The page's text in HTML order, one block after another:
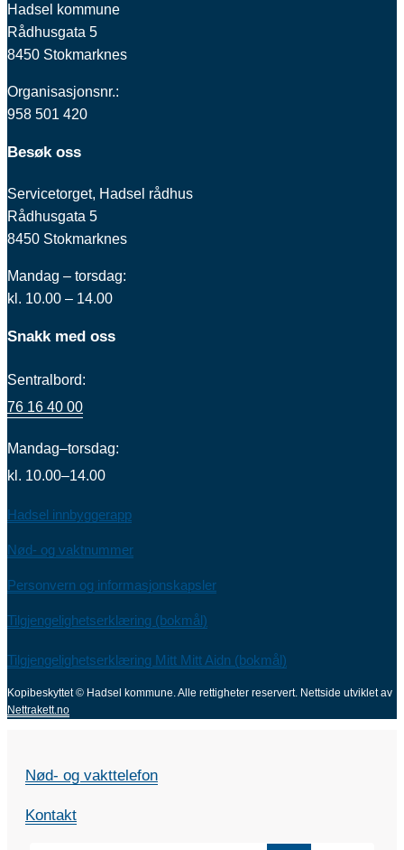
Hadsel kommune
Rådhusgata 5
8450 Stokmarknes
Organisasjonsnr.:
958 501 420
Besøk oss
Servicetorget, Hadsel rådhus
Rådhusgata 5
8450 Stokmarknes
Mandag – torsdag:
kl. 10.00 – 14.00
Snakk med oss
Sentralbord:
76 16 40 00
Mandag–torsdag:
kl. 10.00–14.00
Hadsel innbyggerapp
Nød- og vaktnummer
Personvern og informasjonskapsler
Tilgjengelighetserklæring (bokmål)
Tilgjengelighetserklæring Mitt Mitt Aidn (bokmål)
Kopibeskyttet © Hadsel kommune. Alle rettigheter reservert. Nettside utviklet av
Nettrakett.no
Nød- og vakttelefon
Kontakt